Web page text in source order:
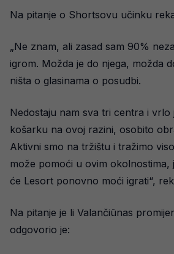
Na pitanje o Shortsovu učinku
„Ne znam, ali zasad sam 90%
igrom. Možda je do njega, možda
ništa o glasinama o posudbi.
Nedostaju nam sva tri centra i vrlo
košarku na ovoj razini, osobito
Aktivni smo na tržištu i tražimo
može pomoći u ovim okolnostima,
će Lesort ponovno moći igrati“,
Na pitanje je li Valančiūnas
odgovorio je: